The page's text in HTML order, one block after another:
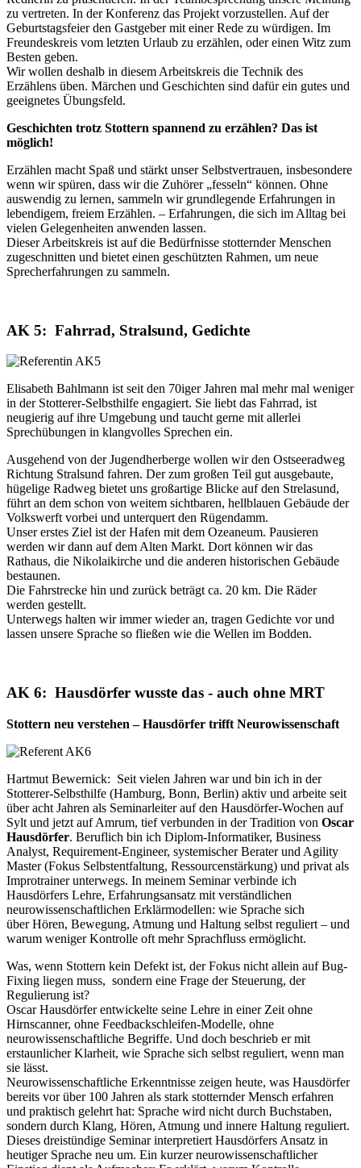
zu vertreten. In der Konferenz das Projekt vorzustellen. Auf der
Geburtstagsfeier den Gastgeber mit einer Rede zu würdigen. Im
Freundeskreis vom letzten Urlaub zu erzählen, oder einen Witz zum
Besten geben.
Wir wollen deshalb in diesem Arbeitskreis die Technik des
Erzählens üben. Märchen und Geschichten sind dafür ein gutes und
geeignetes Übungsfeld.
Geschichten trotz Stottern spannend zu erzählen? Das ist
möglich!
Erzählen macht Spaß und stärkt unser Selbstvertrauen, insbesondere
wenn wir spüren, dass wir die Zuhörer „fesseln“ können. Ohne
auswendig zu lernen, sammeln wir grundlegende Erfahrungen in
lebendigem, freiem Erzählen. – Erfahrungen, die sich im Alltag bei
vielen Gelegenheiten anwenden lassen.
Dieser Arbeitskreis ist auf die Bedürfnisse stotternder Menschen
zugeschnitten und bietet einen geschützten Rahmen, um neue
Sprecherfahrungen zu sammeln.
AK 5: Fahrrad, Stralsund, Gedichte
Elisabeth Bahlmann ist seit den 70iger Jahren mal mehr mal weniger
in der Stotterer-Selbsthilfe engagiert. Sie liebt das Fahrrad, ist
neugierig auf ihre Umgebung und taucht gerne mit allerlei
Sprechübungen in klangvolles Sprechen ein.
Ausgehend von der Jugendherberge wollen wir den Ostseeradweg
Richtung Stralsund fahren. Der zum großen Teil gut ausgebaute,
hügelige Radweg bietet uns großartige Blicke auf den Strelasund,
führt an dem schon von weitem sichtbaren, hellblauen Gebäude der
Volkswerft vorbei und unterquert den Rügendamm.
Unser erstes Ziel ist der Hafen mit dem Ozeaneum. Pausieren
werden wir dann auf dem Alten Markt. Dort können wir das
Rathaus, die Nikolaikirche und die anderen historischen Gebäude
bestaunen.
Die Fahrstrecke hin und zurück beträgt ca. 20 km. Die Räder
werden gestellt.
Unterwegs halten wir immer wieder an, tragen Gedichte vor und
lassen unsere Sprache so fließen wie die Wellen im Bodden.
AK 6: Hausdörfer wusste das - auch ohne MRT
Stottern neu verstehen – Hausdörfer trifft Neurowissenschaft
Hartmut Bewernick: Seit vielen Jahren war und bin ich in der
Stotterer-Selbsthilfe (Hamburg, Bonn, Berlin) aktiv und arbeite seit
über acht Jahren als Seminarleiter auf den Hausdörfer-Wochen auf
Sylt und jetzt auf Amrum, tief verbunden in der Tradition von Oscar
Hausdörfer. Beruflich bin ich Diplom-Informatiker, Business
Analyst, Requirement-Engineer, systemischer Berater und Agility
Master (Fokus Selbstentfaltung, Ressourcenstärkung) und privat als
Improtrainer unterwegs. In meinem Seminar verbinde ich
Hausdörfers Lehre, Erfahrungsansatz mit verständlichen
neurowissenschaftlichen Erklärmodellen: wie Sprache sich
über Hören, Bewegung, Atmung und Haltung selbst reguliert – und
warum weniger Kontrolle oft mehr Sprachfluss ermöglicht.
Was, wenn Stottern kein Defekt ist, der Fokus nicht allein auf Bug-
Fixing liegen muss, sondern eine Frage der Steuerung, der
Regulierung ist?
Oscar Hausdörfer entwickelte seine Lehre in einer Zeit ohne
Hirnscanner, ohne Feedbackschleifen-Modelle, ohne
neurowissenschaftliche Begriffe. Und doch beschrieb er mit
erstaunlicher Klarheit, wie Sprache sich selbst reguliert, wenn man
sie lässt.
Neurowissenschaftliche Erkenntnisse zeigen heute, was Hausdörfer
bereits vor über 100 Jahren als stark stotternder Mensch erfahren
und praktisch gelehrt hat: Sprache wird nicht durch Buchstaben,
sondern durch Klang, Hören, Atmung und innere Haltung reguliert.
Dieses dreistündige Seminar interpretiert Hausdörfers Ansatz in
heutiger Sprache neu um. Ein kurzer neurowissenschaftlicher